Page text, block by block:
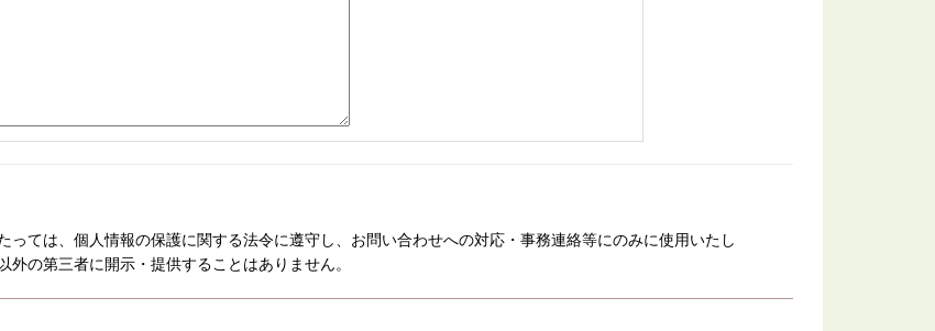
ては、個人情報の保護に関する法令に遵守し、お問い合わせへの対応・事務連絡等にのみに使用いたし
の第三者に開示・提供することはありません。